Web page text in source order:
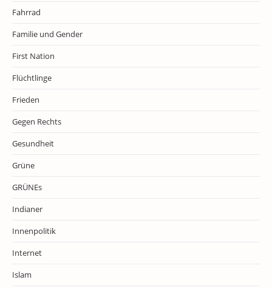
Fahrrad
Familie und Gender
First Nation
Flüchtlinge
Frieden
Gegen Rechts
Gesundheit
Grüne
GRÜNEs
Indianer
Innenpolitik
Internet
Islam